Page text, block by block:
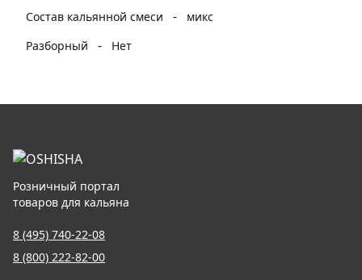
Состав кальянной смеси
-
микс
Разборный
- Нет
Розничный портал
товаров для кальяна
8 (495) 740-22-08
8 (800) 222-82-00